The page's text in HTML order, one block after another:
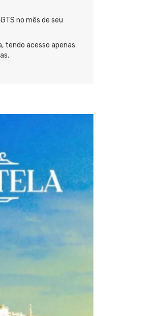
no mês de seu
tendo acesso apenas